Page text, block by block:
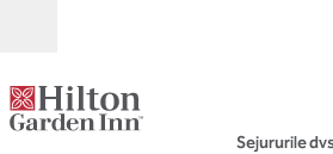
Sejururile